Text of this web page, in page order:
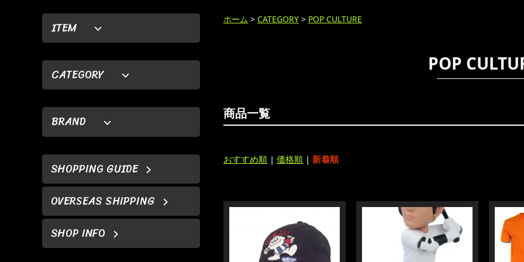
ITEM
CATEGORY
BRAND
SHOPPING GUIDE
OVERSEAS SHIPPING
SHOP INFO
ホーム > CATEGORY > POP CULTURE
POP
商品一覧
おすすめ順 | 価格順 | 新着順